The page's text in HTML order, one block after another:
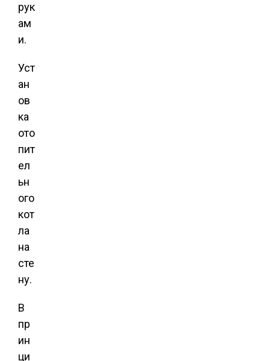
рук
ам
и.
Уст
ан
ов
ка
ото
пит
ел
ьн
ого
кот
ла
на
сте
ну.
В
пр
ин
ци